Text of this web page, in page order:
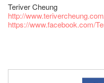
Teriver Cheung
http://
https://www.facebook.com/